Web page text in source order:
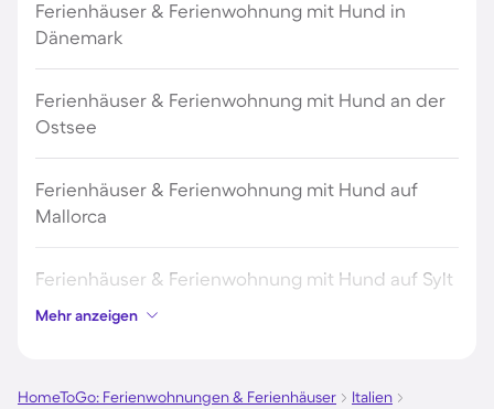
Ferienhäuser & Ferienwohnung mit Hund in
Dänemark
Ferienhäuser & Ferienwohnung mit Hund an der
Ostsee
Ferienhäuser & Ferienwohnung mit Hund auf
Mallorca
Ferienhäuser & Ferienwohnung mit Hund auf Sylt
Mehr anzeigen
HomeToGo: Ferienwohnungen & Ferienhäuser
Italien